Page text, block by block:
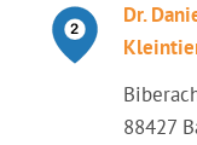
Dr.
88427